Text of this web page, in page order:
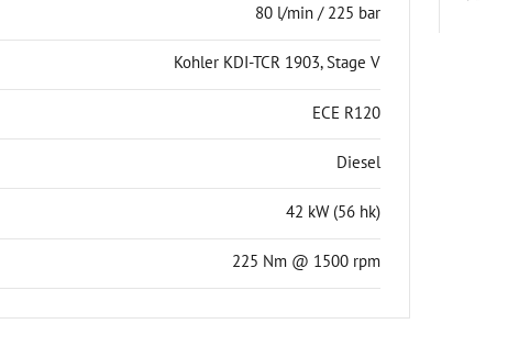
80 l/min / 225 bar
Kohler KDI-TCR 1903, Stage V
ECE R120
Diesel
42 kW (56 hk)
225 Nm @ 1500 rpm